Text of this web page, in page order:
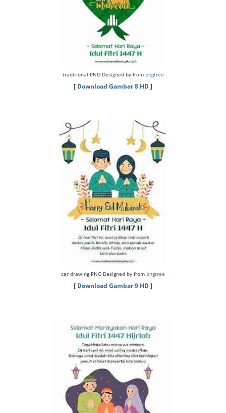
traditional PNG Designed by from pngtree
[ Download Gambar 8 HD]
car drawing PNG Designed by from pngtree
[ Download Gambar 9 HD]